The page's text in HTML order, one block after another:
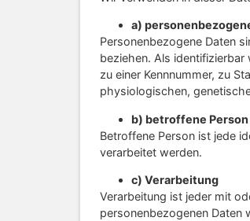
a)
Personenbezogene Daten
beziehen. Als identifizierbar
zu einer Kennnummer, zu
physiologischen,
b) betroffene Person
Betroffene Person ist jede
verarbeitet werden.
c) Verarbeitung
Verarbeitung ist jeder mit
personenbezogenen Daten